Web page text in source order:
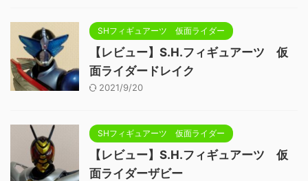
SHフィギュアーツ 仮面ライダー
【レビュー】S.H.フィギュアーツ 仮
面ライダードレイク
2021/9/20
SHフィギュアーツ 仮面ライダー
【レビュー】S.H.フィギュアーツ 仮
面ライダーザビー